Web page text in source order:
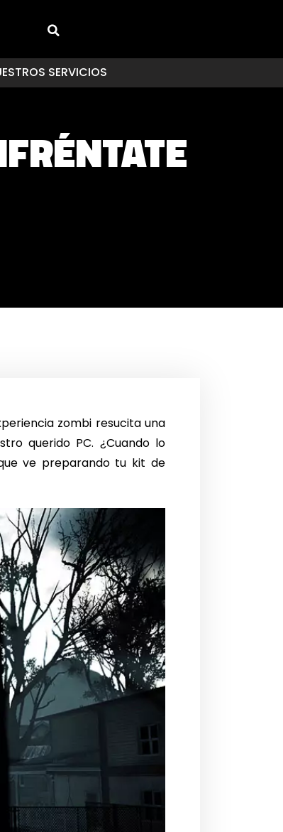
SERVICIOS
zombi resucita una
querido PC. ¿Cuando lo
ve preparando tu kit de